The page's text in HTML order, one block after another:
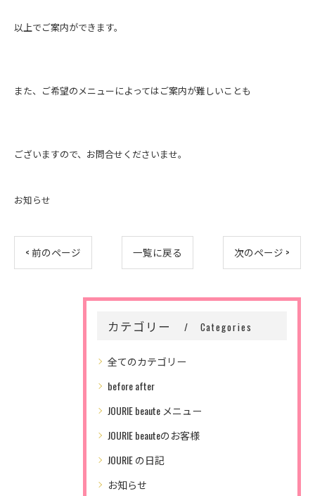
以上でご案内ができます。
また、ご希望のメニューによってはご案内が難しいことも
ございますので、お問合せくださいませ。
お知らせ
< 前のページ 一覧に戻る 次のページ >
カテゴリー Categories
全てのカテゴリー
before after
JOURIE beaute メニュー
JOURIE beauteのお客様
JOURIE の日記
お知らせ